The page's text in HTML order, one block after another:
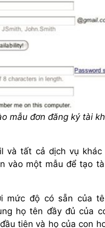
mẫu đơn đăng ký tài
và tất cả dịch vụ khác
vào một mẫu để tạo
mức độ có sẵn của
họ tên đầy đủ của
tiên và họ của con